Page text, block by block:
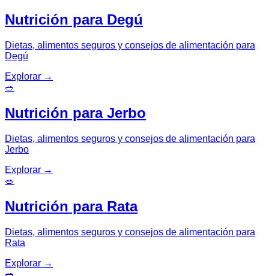
Nutrición para Degú
Dietas, alimentos seguros y consejos de alimentación para
Degú
Explorar →
🥗
Nutrición para Jerbo
Dietas, alimentos seguros y consejos de alimentación para
Jerbo
Explorar →
🥗
Nutrición para Rata
Dietas, alimentos seguros y consejos de alimentación para
Rata
Explorar →
🥗